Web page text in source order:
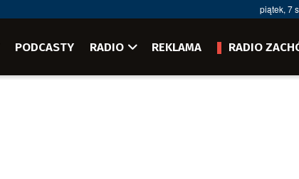
piątek, 7
PODCASTY RADIO REKLAMA RADIO